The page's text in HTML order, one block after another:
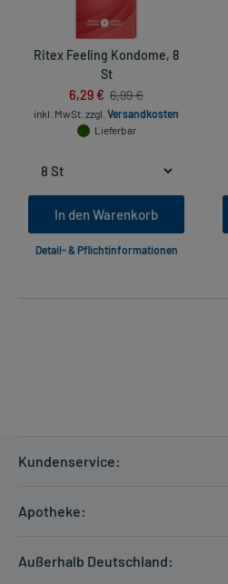
Ritex Feeling Kondome, 8
St
6,29 € 6,99 €
inkl. MwSt. zzgl. Versandkosten
Lieferbar
In den Warenkorb
Detail- & Pflichtinformationen
Kundenservice:
Zahlungsarten
Apotheke:
Außerhalb Deutschland: